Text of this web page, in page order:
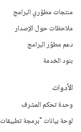
منتجات مطوّري البرامج
ملاحظات حول الإصدار
دعم مطوّر البرامج
بنود الخدمة
الأدوات
وحدة تحكم المشرف
لوحة بيانات "برمجة تطبيقات Google"